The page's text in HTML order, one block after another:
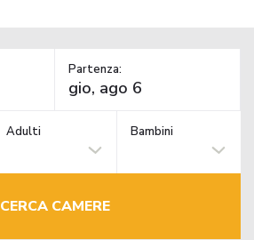
Partenza:
Adulti Bambini
CERCA CAMERE